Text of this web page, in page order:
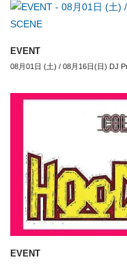
EVENT
08月01日 (土) / 08月16日(日) DJ
EVENT